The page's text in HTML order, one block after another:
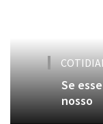
Se
nosso